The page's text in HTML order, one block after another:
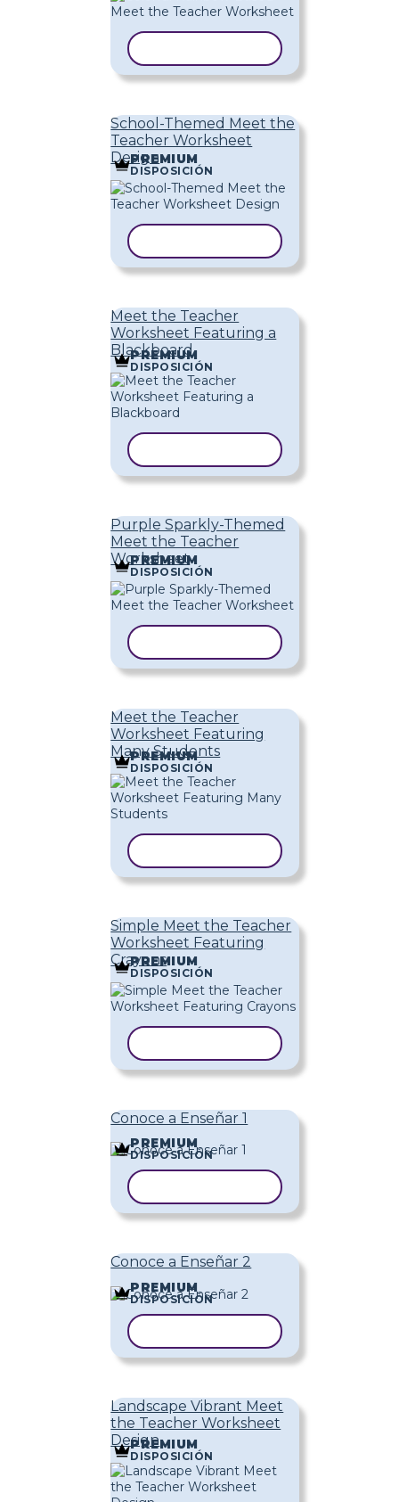
School-Themed Meet the
Teacher Worksheet
Design
PREMIUM
DISPOSICIÓN
Meet the Teacher
Worksheet Featuring a
Blackboard
PREMIUM
DISPOSICIÓN
Purple Sparkly-Themed
Meet the Teacher
Worksheet
PREMIUM
DISPOSICIÓN
Meet the Teacher
Worksheet Featuring
Many Students
PREMIUM
DISPOSICIÓN
Simple Meet the Teacher
Worksheet Featuring
Crayons
PREMIUM
DISPOSICIÓN
Conoce a Enseñar 1
PREMIUM
DISPOSICIÓN
Conoce a Enseñar 2
PREMIUM
DISPOSICIÓN
Landscape Vibrant Meet
the Teacher Worksheet
Design
PREMIUM
DISPOSICIÓN